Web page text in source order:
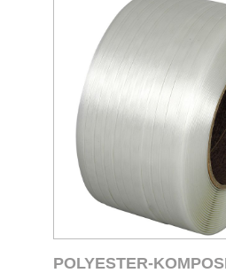
POLYESTER-